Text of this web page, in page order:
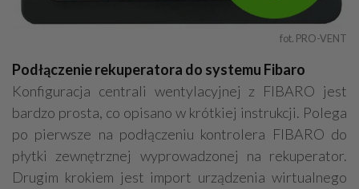
fot. PRO-VENT
Podłączenie rekuperatora do systemu Fibaro
Konfiguracja centrali wentylacyjnej z FIBARO jest
bardzo prosta, co opisano w krótkiej instrukcji. Polega
po pierwsze na podłączeniu kontrolera FIBARO do
płytki zewnętrznej wyprowadzonej na rekuperator.
Drugim krokiem jest import urządzenia wirtualnego